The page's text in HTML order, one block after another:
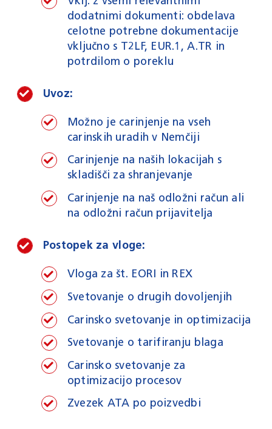
dodatnimi dokumenti: obdelava
celotne potrebne dokumentacije
vključno s T2LF, EUR.1, A.TR in
potrdilom o poreklu
Uvoz:
Možno je carinjenje na vseh
carinskih uradih v Nemčiji
Carinjenje na naših lokacijah s
skladišči za shranjevanje
Carinjenje na naš odložni račun ali
na odložni račun prijavitelja
Postopek za vloge:
Vloga za št. EORI in REX
Svetovanje o drugih dovoljenjih
Carinsko svetovanje in optimizacija
Svetovanje o tarifiranju blaga
Carinsko svetovanje za
optimizacijo procesov
Zvezek ATA po poizvedbi